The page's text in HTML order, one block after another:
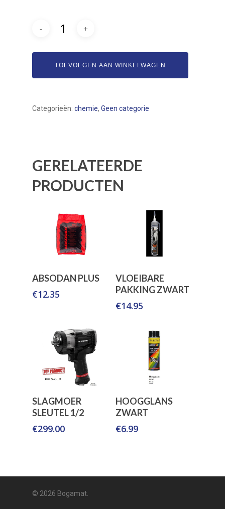
TOEVOEGEN AAN WINKELWAGEN
Categorieën: chemie, Geen categorie
GERELATEERDE
PRODUCTEN
Toevoegen Aan
ABSODAN PLUS
€12.35
Toevoegen Aan
Winkelwagen
VLOEIBARE
PAKKING ZWART
€14.95
Toevoegen Aan
Winkelwagen
SLAGMOER
SLEUTEL 1/2
€299.00
Toevoegen Aan
Winkelwagen
HOOGGLANS
ZWART
€6.99
© 2026 Bogamat.